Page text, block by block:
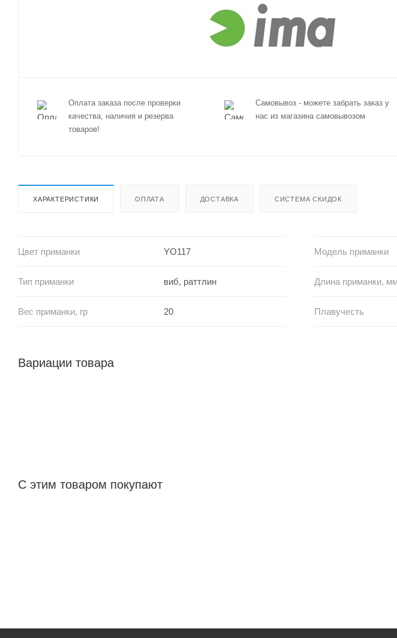
Оплата заказа после проверки
качества, наличия и резерва
товаров!
Самовывоз - можете забрать заказ у
нас из магазина самовывозом
ХАРАКТЕРИСТИКИ ОПЛАТА ДОСТАВКА СИСТЕМА СКИДОК
Цвет приманки YO117 Модель приманки
Тип приманки виб, раттлин Длина приманки,
Вес приманки, гр 20 Плавучесть
Вариации товара
С этим товаром покупают